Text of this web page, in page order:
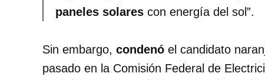
paneles solares con energía del sol”.
Sin embargo, condenó el candidato
pasado en la Comisión Federal de